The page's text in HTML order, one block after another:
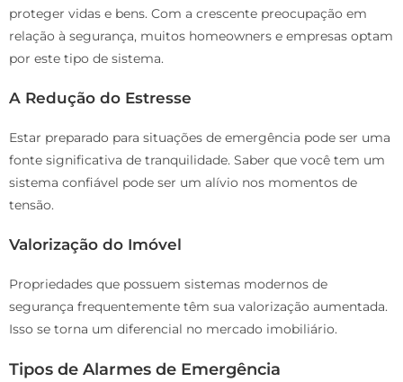
proteger vidas e bens. Com a crescente preocupação em
relação à segurança, muitos homeowners e empresas optam
por este tipo de sistema.
A Redução do Estresse
Estar preparado para situações de emergência pode ser uma
fonte significativa de tranquilidade. Saber que você tem um
sistema confiável pode ser um alívio nos momentos de
tensão.
Valorização do Imóvel
Propriedades que possuem sistemas modernos de
segurança frequentemente têm sua valorização aumentada.
Isso se torna um diferencial no mercado imobiliário.
Tipos de Alarmes de Emergência